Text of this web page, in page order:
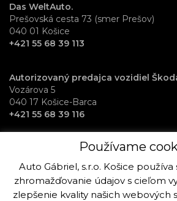
Das WeltAuto.
Prešovská cesta 73 (smer Prešov)
040 01 Košice
+421 55 68 39 113
Autorizovaný predajca vozidiel
Vozárova 5
040 17 Košice-Barca
+421 55 68 39 116
RentAuto požičovňa vozidiel
Osloboditeľov 70
040 17 Košice-Barca
+421 915 992 864
Používame
Auto Gábriel, s.r.o. Košice
zhromažďovanie údajov s cieľom
zlepšenie kvality našich webových